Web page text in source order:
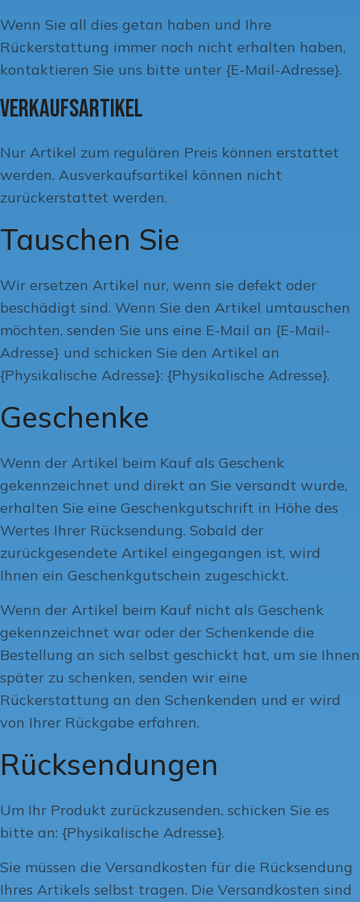
Wenn Sie all dies getan haben und Ihre
Rückerstattung immer noch nicht erhalten haben,
kontaktieren Sie uns bitte unter {E-Mail-Adresse}.
Verkaufsartikel
Nur Artikel zum regulären Preis können erstattet
werden. Ausverkaufsartikel können nicht
zurückerstattet werden.
Tauschen Sie
Wir ersetzen Artikel nur, wenn sie defekt oder
beschädigt sind. Wenn Sie den Artikel umtauschen
möchten, senden Sie uns eine E-Mail an {E-Mail-
Adresse} und schicken Sie den Artikel an
{Physikalische Adresse}: {Physikalische Adresse}.
Geschenke
Wenn der Artikel beim Kauf als Geschenk
gekennzeichnet und direkt an Sie versandt wurde,
erhalten Sie eine Geschenkgutschrift in Höhe des
Wertes Ihrer Rücksendung. Sobald der
zurückgesendete Artikel eingegangen ist, wird
Ihnen ein Geschenkgutschein zugeschickt.
Wenn der Artikel beim Kauf nicht als Geschenk
gekennzeichnet war oder der Schenkende die
Bestellung an sich selbst geschickt hat, um sie Ihnen
später zu schenken, senden wir eine
Rückerstattung an den Schenkenden und er wird
von Ihrer Rückgabe erfahren.
Rücksendungen
Um Ihr Produkt zurückzusenden, schicken Sie es
bitte an: {Physikalische Adresse}.
Sie müssen die Versandkosten für die Rücksendung
Ihres Artikels selbst tragen. Die Versandkosten sind